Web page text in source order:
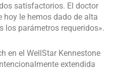
satisfactorios. El doctor
hoy le hemos dado de alta
los parámetros requeridos».
en el WellStar Kennestone
extendida